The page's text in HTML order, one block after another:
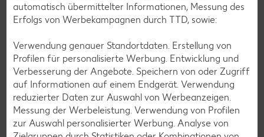
Aufschäumen
Wie du eine hübsche Haube auf deine liebsten
Kaffeespezialitäten oder auch den heißen Kakao zauberst,
ob es dafür zwingend teures Zubehör braucht und was es
beim Milch aufschäumen zu beachten gibt – lies die besten
Tipps in unserem Küchenlexikon!
automatisch übermittelter Informationen, Messung des
Erfolgs von Werbekampagnen durch TTD, sowie:
Verwendung genauer Standortdaten. Erstellung von
Profilen für personalisierte Werbung. Entwicklung und
Verbesserung der Angebote. Speichern von oder Zugriff
auf Informationen auf einem Endgerät. Verwendung
reduzierter Daten zur Auswahl von Werbeanzeigen.
Messung der Werbeleistung. Verwendung von Profilen
zur Auswahl personalisierter Werbung. Analyse von